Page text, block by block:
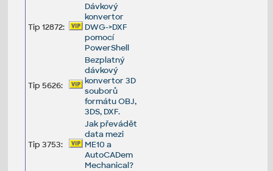
Tip 12872:
Dávkový
konvertor
DWG->DXF
pomocí
PowerShell
Tip 5626:
Bezplatný
dávkový
konvertor 3D
souborů
formátu OBJ,
3DS, DXF.
Tip 3753:
Jak převádět
data mezi
ME10 a
AutoCADem
Mechanical?